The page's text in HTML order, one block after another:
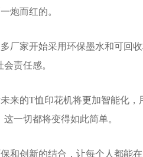
炮而红的。
厂家开始采用环保墨水和可回
责任感。
来的T恤印花机将更加智能化，
一切都将变得如此简单。
和创新的结合，让每个人都能